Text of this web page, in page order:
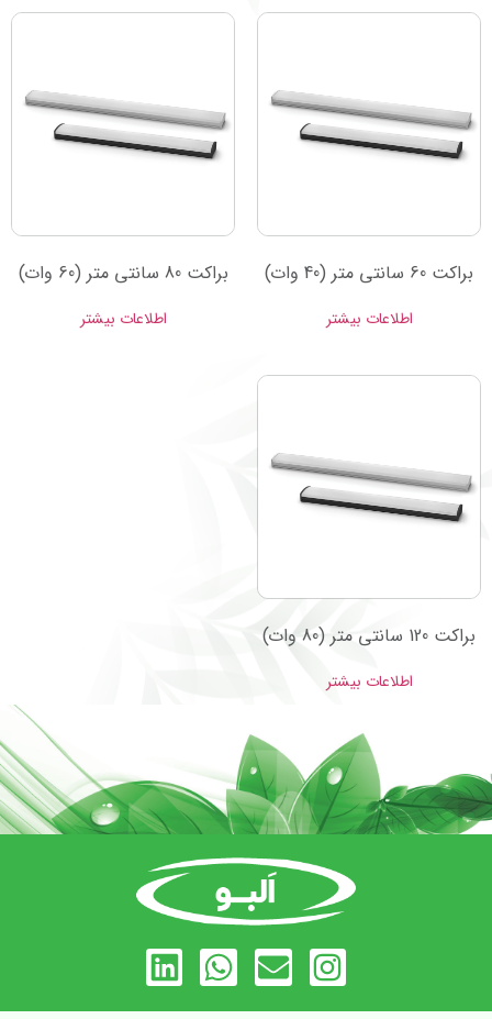
براکت 60 سانتی متر (40 وات)
اطلاعات بیشتر
براکت 80 سانتی متر (60 وات)
اطلاعات بیشتر
براکت 120 سانتی متر (80 وات)
اطلاعات بیشتر